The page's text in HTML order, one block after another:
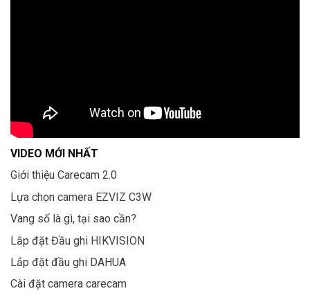
VIDEO MỚI NHẤT
Giới thiệu Carecam 2.0
Lựa chọn camera EZVIZ C3W
Vang số là gì, tại sao cần?
Lắp đặt Đầu ghi HIKVISION
Lắp đặt đầu ghi DAHUA
Cài đặt camera carecam